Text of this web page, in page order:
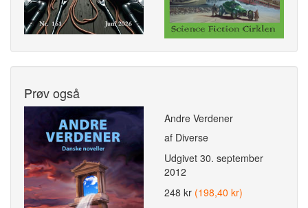
Prøv også
Andre Verdener
af Diverse
Udgivet 30. september
2012
248 kr (198,40 kr)